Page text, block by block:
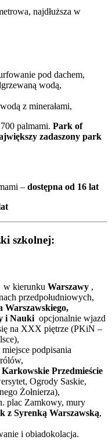
najdłuższa w
pod dachem,
wodą,
z minerałami,
palmami. Park of
zadaszony park
– dostępna od 16 lat
szkolnej:
w kierunku Warszawy ,
przedpołudniowych,
Warszawskiego,
i Nauki opcjonalnie wjazd
na XXX piętrze (PKiN –
miejsce podpisania
Karkowskie Przedmieście
Ogrody Saskie,
Żołnierza),
plac Zamkowy, mury
z Syrenką Warszawską,
i obiadokolacja.